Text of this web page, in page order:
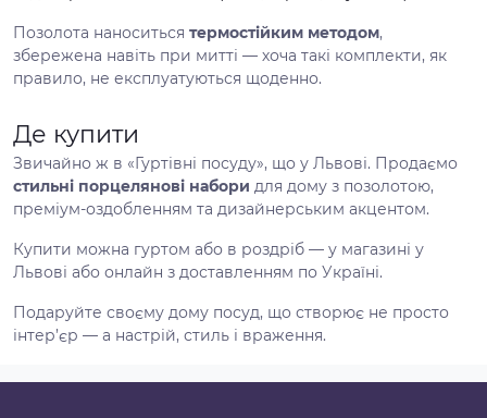
Позолота наноситься термостійким методом,
збережена навіть при митті — хоча такі комплекти, як
правило, не експлуатуються щоденно.
Де купити
Звичайно ж в «Гуртівні посуду», що у Львові. Продаємо
стильні порцелянові набори для дому з позолотою,
преміум-оздобленням та дизайнерським акцентом.
Купити можна гуртом або в роздріб — у магазині у
Львові або онлайн з доставленням по Україні.
Подаруйте своєму дому посуд, що створює не просто
інтер’єр — а настрій, стиль і враження.